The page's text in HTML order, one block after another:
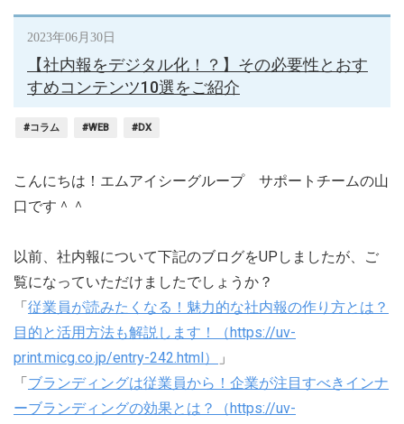
2023年06月30日
【社内報をデジタル化！？】その必要性とおす
すめコンテンツ10選をご紹介
#コラム #WEB #DX
こんにちは！エムアイシーグループ サポートチームの山
口です＾＾
以前、社内報について下記のブログをUPしましたが、ご
覧になっていただけましたでしょうか？
「従業員が読みたくなる！魅力的な社内報の作り方とは？
目的と活用方法も解説します！（https://uv-
print.micg.co.jp/entry-242.html）
」
「ブランディングは従業員から！企業が注目すべきインナ
ーブランディングの効果とは？（https://uv-